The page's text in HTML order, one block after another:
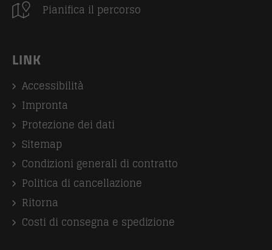
Pianifica il percorso
LINK
Accessibilità
Impronta
Protezione dei dati
Sitemap
Condizioni generali di contratto
Politica di cancellazione
Ritorna
Costi di consegna e spedizione